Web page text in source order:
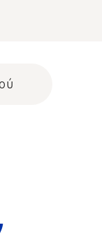
cart